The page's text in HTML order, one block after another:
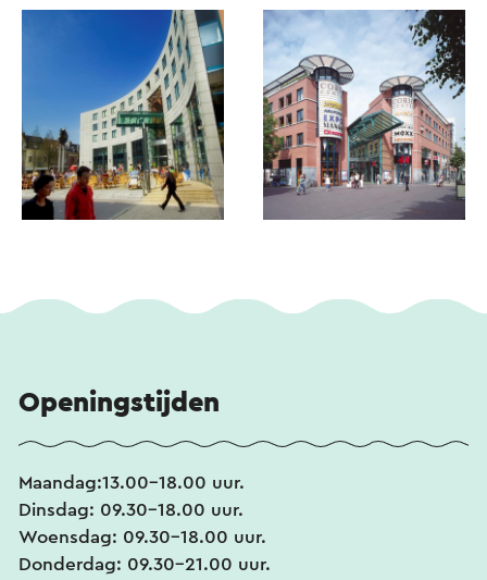
Openingstijden
Maandag:13.00-18.00 uur.
Dinsdag: 09.30-18.00 uur.
Woensdag: 09.30-18.00 uur.
Donderdag: 09.30-21.00 uur.